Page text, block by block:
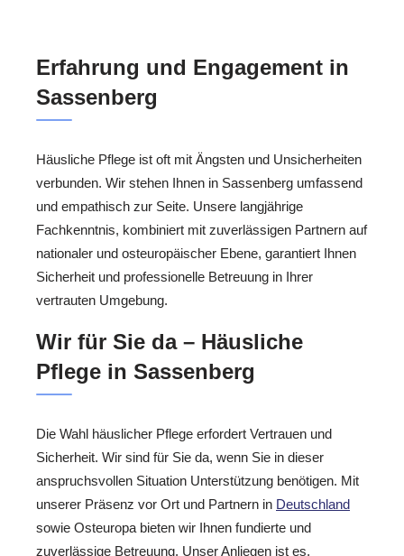
Erfahrung und Engagement in
Sassenberg
Häusliche Pflege ist oft mit Ängsten und Unsicherheiten
verbunden. Wir stehen Ihnen in Sassenberg umfassend
und empathisch zur Seite. Unsere langjährige
Fachkenntnis, kombiniert mit zuverlässigen Partnern auf
nationaler und osteuropäischer Ebene, garantiert Ihnen
Sicherheit und professionelle Betreuung in Ihrer
vertrauten Umgebung.
Wir für Sie da – Häusliche
Pflege in Sassenberg
Die Wahl häuslicher Pflege erfordert Vertrauen und
Sicherheit. Wir sind für Sie da, wenn Sie in dieser
anspruchsvollen Situation Unterstützung benötigen. Mit
unserer Präsenz vor Ort und Partnern in Deutschland
sowie Osteuropa bieten wir Ihnen fundierte und
zuverlässige Betreuung. Unser Anliegen ist es,